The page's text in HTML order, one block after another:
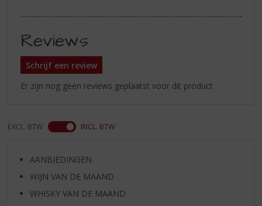
Reviews
Schrijf een review
Er zijn nog geen reviews geplaatst voor dit product
EXCL. BTW INCL. BTW
AANBIEDINGEN
WIJN VAN DE MAAND
WHISKY VAN DE MAAND